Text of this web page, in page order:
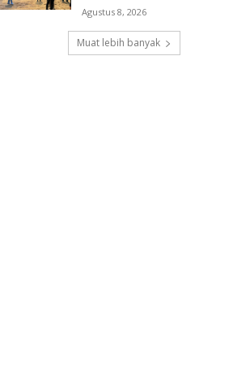
Agustus 8, 2026
Muat lebih banyak